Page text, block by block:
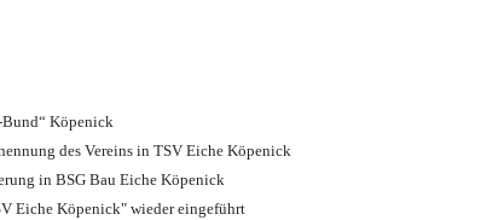
Bund“ Köpenick
des Vereins in TSV Eiche Köpenick
in BSG Bau Eiche Köpenick
Eiche Köpenick" wieder eingeführt